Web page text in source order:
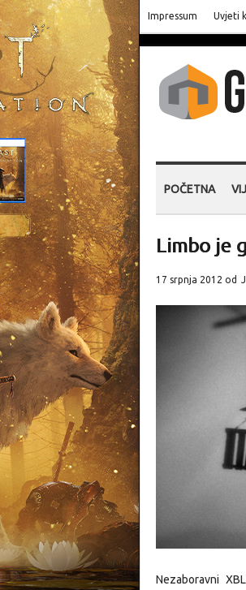
Impressum Uvjeti
POČETNA
Limbo je
17 srpnja 2012 od
Nezaboravni